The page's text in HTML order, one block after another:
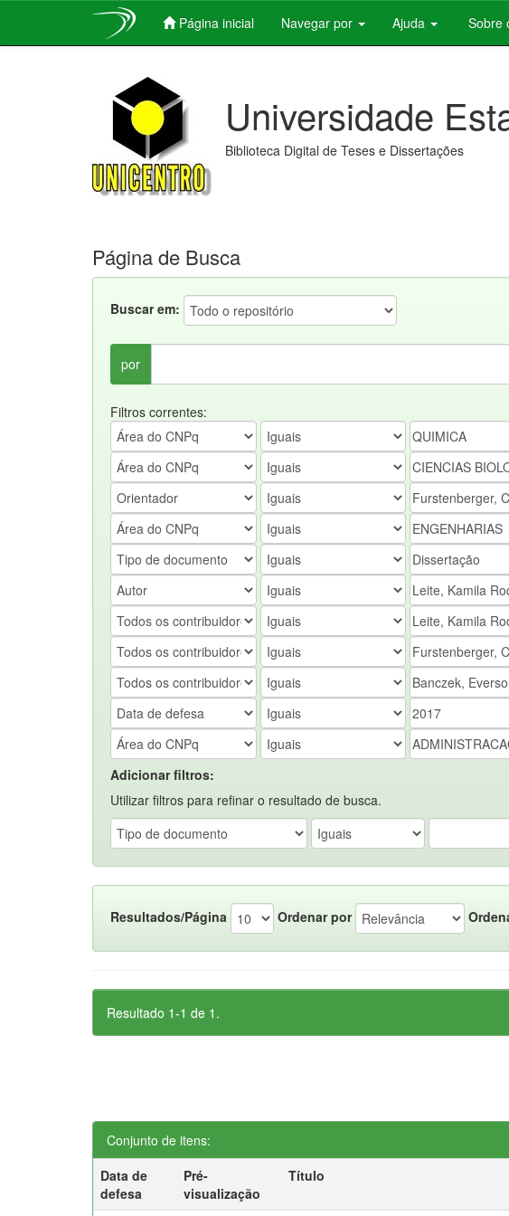
Página inicial Navegar por Ajuda Sobre
Universidade
Biblioteca Digital de Teses e Dissertações
Página de Busca
Buscar em:
por
Filtros correntes:
Adicionar filtros:
Utilizar filtros para refinar o resultado de busca.
Resultados/Página Ordenar por
Resultado 1-1 de 1.
Conjunto de itens:
Data de
defesa
Pré-
visualização
Título